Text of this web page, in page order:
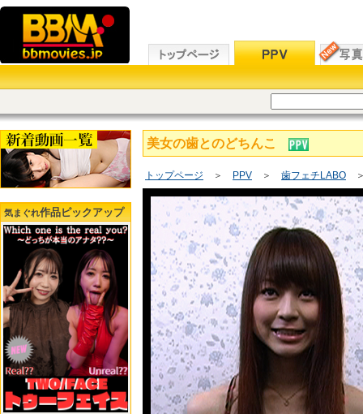
気まぐれ作品ピックアップ
美女の歯とのどちんこ
トップページ ＞ PPV ＞ 歯フェチLABO